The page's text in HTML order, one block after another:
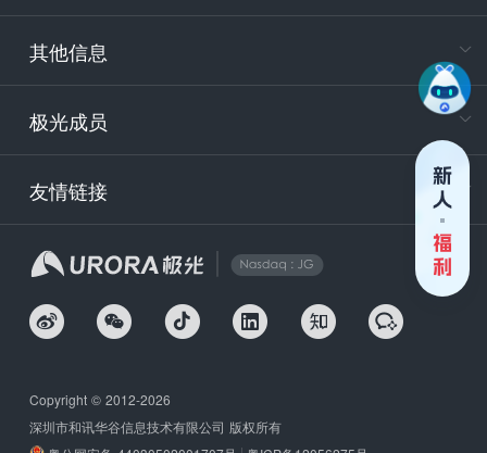
其他信息
极光成员
友情链接
Copyright © 2012-2026
深圳市和讯华谷信息技术有限公司 版权所有
技
安
企